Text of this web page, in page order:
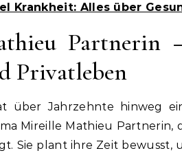
Krankheit: Alles über
Partnerin
Privatleben
über Jahrzehnte hinweg
Mireille Mathieu
Sie plant ihre Zeit bewusst,